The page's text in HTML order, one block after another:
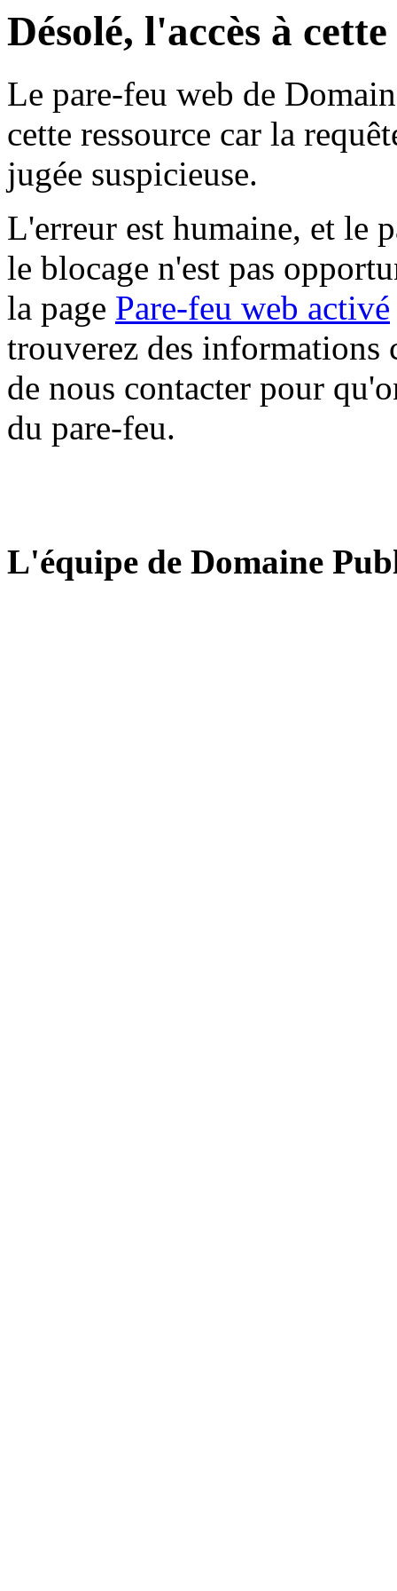
Désolé, l'accès à
Le pare-feu web de
cette ressource car la
jugée suspicieuse.
L'erreur est humaine, et le
le blocage n'est pas
la page Pare-feu web activé
trouverez des informations
de nous contacter pour
du pare-feu.
L'équipe de Domaine